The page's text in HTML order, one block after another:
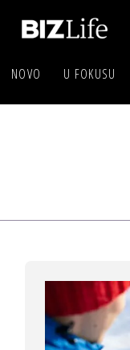
NOVO U FOKUSU